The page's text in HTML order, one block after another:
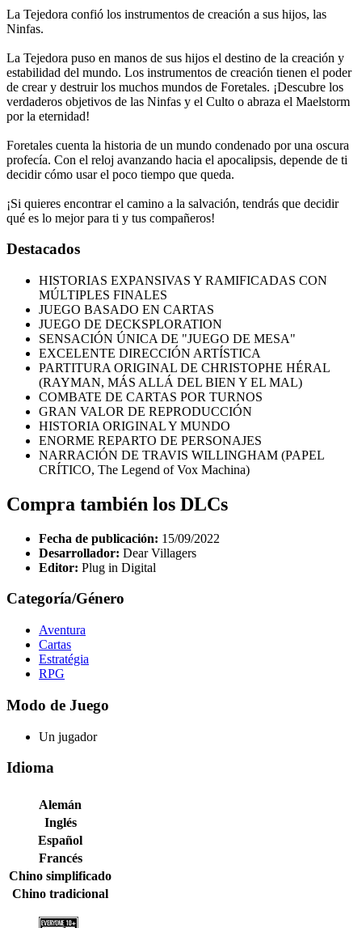
La Tejedora confió los instrumentos de creación a sus hijos, las
Ninfas.
La Tejedora puso en manos de sus hijos el destino de la creación y
estabilidad del mundo. Los instrumentos de creación tienen el poder
de crear y destruir los muchos mundos de Foretales. ¡Descubre los
verdaderos objetivos de las Ninfas y el Culto o abraza el Maelstorm
por la eternidad!
Foretales cuenta la historia de un mundo condenado por una oscura
profecía. Con el reloj avanzando hacia el apocalipsis, depende de ti
decidir cómo usar el poco tiempo que queda.
¡Si quieres encontrar el camino a la salvación, tendrás que decidir
qué es lo mejor para ti y tus compañeros!
Destacados
HISTORIAS EXPANSIVAS Y RAMIFICADAS CON
MÚLTIPLES FINALES
JUEGO BASADO EN CARTAS
JUEGO DE DECKSPLORATION
SENSACIÓN ÚNICA DE "JUEGO DE MESA"
EXCELENTE DIRECCIÓN ARTÍSTICA
PARTITURA ORIGINAL DE CHRISTOPHE HÉRAL
(RAYMAN, MÁS ALLÁ DEL BIEN Y EL MAL)
COMBATE DE CARTAS POR TURNOS
GRAN VALOR DE REPRODUCCIÓN
HISTORIA ORIGINAL Y MUNDO
ENORME REPARTO DE PERSONAJES
NARRACIÓN DE TRAVIS WILLINGHAM (PAPEL
CRÍTICO, The Legend of Vox Machina)
Compra también los DLCs
Fecha de publicación: 15/09/2022
Desarrollador: Dear Villagers
Editor: Plug in Digital
Categoría/Género
Aventura
Cartas
Estratégia
RPG
Modo de Juego
Un jugador
Idioma
Alemán
Inglés
Español
Francés
Chino simplificado
Chino tradicional